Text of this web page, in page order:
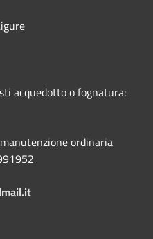
acquedotto o fognatura:
ordinaria